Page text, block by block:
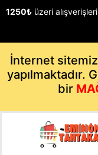
1250₺ üzeri
İnternet
yapılmaktadır.
bir